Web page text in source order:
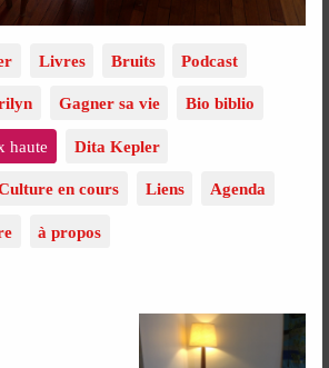
Livres Bruits Podcast
Gagner sa vie Bio biblio
haute Dita Kepler
en cours Liens Agenda
à propos